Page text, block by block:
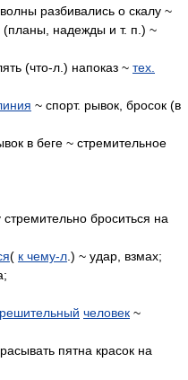
волны разбивались о скалу ~
(планы, надежды и т. п.) ~
(что-л.) напоказ ~ тех.
~ спорт. рывок, бросок (в
в беге ~ стремительное
броситься на
( к чему-л .) ~ удар, взмах;
решительный человек ~
пятна красок на